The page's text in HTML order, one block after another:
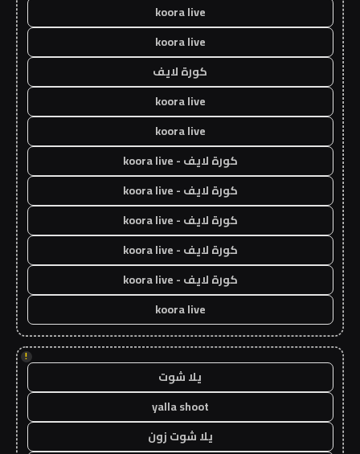
koora live
koora live
كورة لايف
koora live
koora live
كورة لايف - koora live
كورة لايف - koora live
كورة لايف - koora live
كورة لايف - koora live
كورة لايف - koora live
koora live
!
يلا شوت
yalla shoot
يلا شوت زون